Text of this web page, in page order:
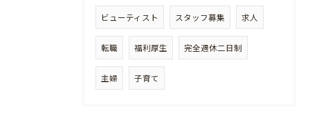
ビューティスト スタッフ募集 求人
転職 福利厚生 完全週休二日制
主婦 子育て